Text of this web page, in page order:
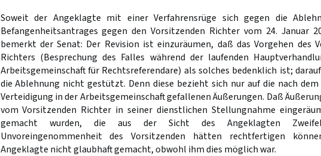
Soweit der Angeklagte mit einer Verfahrensrüge sich gegen die
Befangenheitsantrages gegen den Vorsitzenden Richter vom 24. Januar
bemerkt der Senat: Der Revision ist einzuräumen, daß das Vorgehen des
Richters (Besprechung des Falles während der laufenden
Arbeitsgemeinschaft für Rechtsreferendare) als solches bedenklich ist;
die Ablehnung nicht gestützt. Denn diese bezieht sich nur auf die nach
Verteidigung in der Arbeitsgemeinschaft gefallenen Äußerungen. Daß
vom Vorsitzenden Richter in seiner dienstlichen Stellungnahme
gemacht wurden, die aus der Sicht des Angeklagten
Unvoreingenommenheit des Vorsitzenden hätten rechtfertigen
Angeklagte nicht glaubhaft gemacht, obwohl ihm dies möglich war.